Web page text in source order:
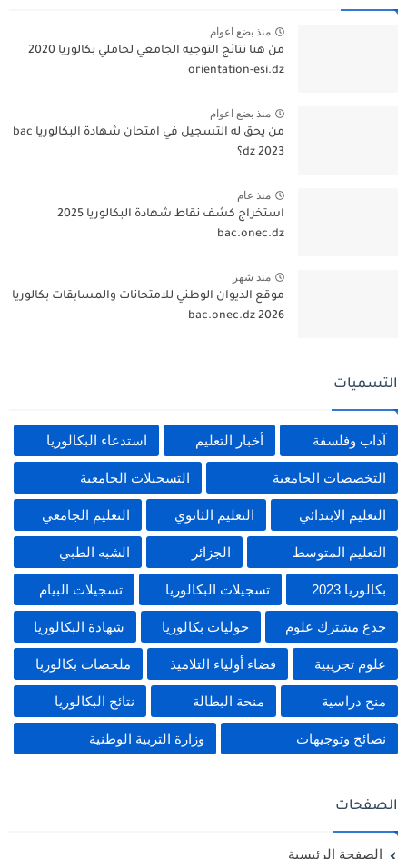
منذ بضع اعوام
من هنا نتائج التوجيه الجامعي لحاملي بكالوريا 2020
orientation-esi.dz
منذ بضع اعوام
من يحق له التسجيل في امتحان شهادة البكالوريا bac
dz 2023؟
منذ عام
استخراج كشف نقاط شهادة البكالوريا 2025
bac.onec.dz
منذ شهر
موقع الديوان الوطني للامتحانات والمسابقات بكالوريا
2026 bac.onec.dz
التسميات
آداب وفلسفة أخبار التعليم استدعاء البكالوريا
التخصصات الجامعية التسجيلات الجامعية
التعليم الابتدائي التعليم الثانوي التعليم الجامعي
التعليم المتوسط الجزائر الشبه الطبي
بكالوريا 2023 تسجيلات البكالوريا تسجيلات البيام
جدع مشترك علوم حوليات بكالوريا شهادة البكالوريا
علوم تجريبية فضاء أولياء التلاميذ ملخصات بكالوريا
منح دراسية منحة البطالة نتائج البكالوريا
نصائح وتوجيهات وزارة التربية الوطنية
الصفحات
الصفحة الرئيسية